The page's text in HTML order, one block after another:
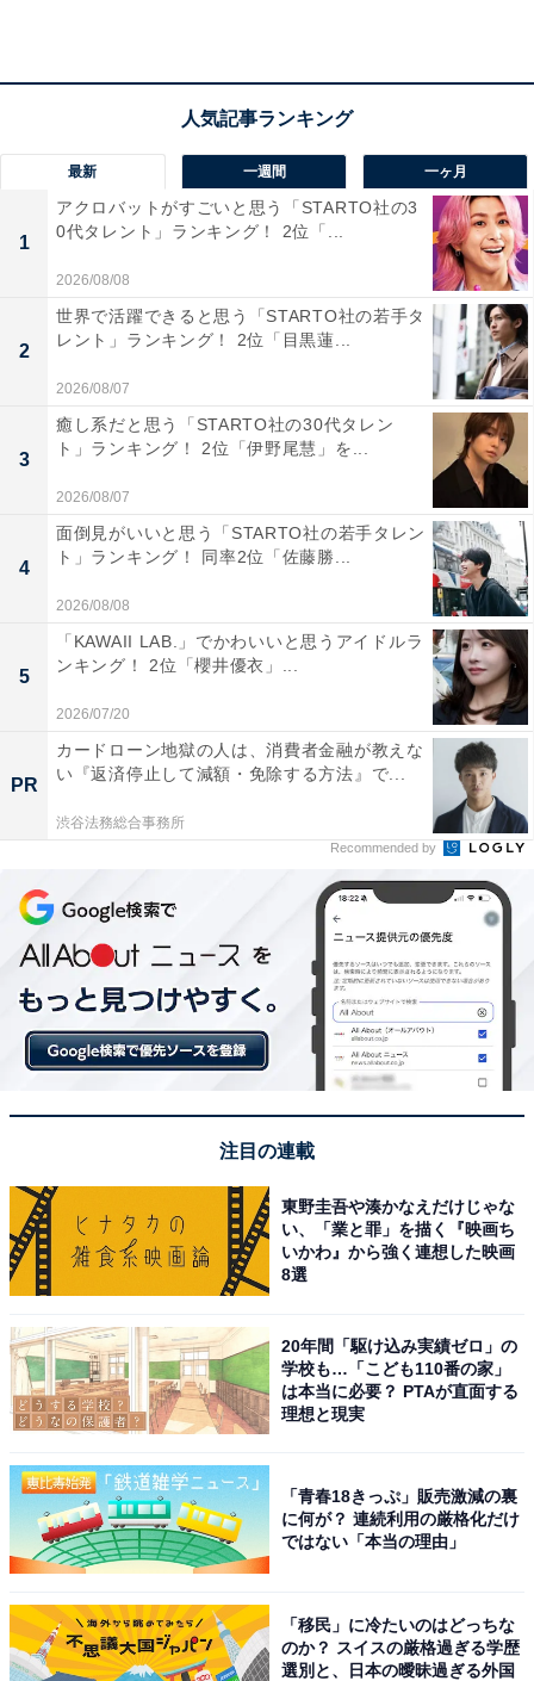
1位：金魚ねぶた（上ボシ武内製飴所）／64票
1位は、上ボシ武内製飴所の「金魚ねぶた」でした。青
森の夏の風物詩「ねぶた祭り」の金魚ねぶたを模した鮮
やかな包み紙と、コロンとした羊羹の愛らしさが人気。
ペースト状にした青森県産紅玉りんごが入っているの
で、味でも青森らしさを楽しめます。
回答者のコメントを見ると「本当に水の中にぷかぷか浮
いていそうな丸いフォルムがかわいらしい」（40代男性
／三重県）、「ねぶたをモチーフにした見た目がかわい
いからです」（20代男性／宮城県）、「青森の『ねぶた
祭』で飾られる金魚灯籠をモチーフにした、一目惚れ必
至の和菓子です」（60代男性／香川県）といった声があ
りました。
※回答者のコメントは原文ママです
次ページ
8位までの全ランキング結果を見
る
最新 一週間 一ヶ月
1
アクロバットがすごいと思う「STARTO社の3
0代タレント」ランキング！ 2位「...
2026/08/08
2
世界で活躍できると思う「STARTO社の若手タ
レント」ランキング！ 2位「目黒蓮...
2026/08/07
3
癒し系だと思う「STARTO社の30代タレン
ト」ランキング！ 2位「伊野尾慧」を...
2026/08/07
4
面倒見がいいと思う「STARTO社の若手タレン
ト」ランキング！ 同率2位「佐藤勝...
2026/08/08
5
「KAWAII LAB.」でかわいいと思うアイドルラ
ンキング！ 2位「櫻井優衣」...
2026/07/20
PR
カードローン地獄の人は、消費者金融が教えな
い『返済停止して減額・免除する方法』で...
渋谷法務総合事務所
Recommended by
注目の連載
東野圭吾や湊かなえだけじゃな
い、「業と罪」を描く『映画ち
いかわ』から強く連想した映画
8選
20年間「駆け込み実績ゼロ」の
学校も…「こども110番の家」
は本当に必要？ PTAが直面する
理想と現実
「青春18きっぷ」販売激減の裏
に何が？ 連続利用の厳格化だけ
ではない「本当の理由」
「移民」に冷たいのはどっちな
のか？ スイスの厳格過ぎる学歴
選別と、日本の曖昧過ぎる外国